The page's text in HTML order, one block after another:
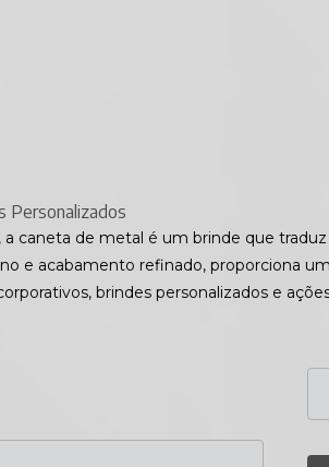
Personalizados
a caneta de metal é um brinde que
e acabamento refinado, proporciona
brindes personalizados e